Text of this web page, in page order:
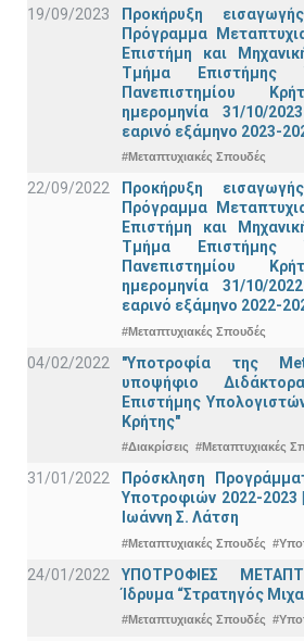
19/09/2023
Προκήρυξη
Πρόγραμμα
Επιστήμη και
Τμήμα Eπιστήμης
Πανεπιστημίου
ημερομηνία 31/10/
εαρινό εξάμηνο 2023-
#Μεταπτυχιακές Σπουδές
22/09/2022
Προκήρυξη
Πρόγραμμα
Επιστήμη και
Τμήμα Eπιστήμης
Πανεπιστημίου
ημερομηνία 31/10/
εαρινό εξάμηνο 2022-
#Μεταπτυχιακές Σπουδές
04/02/2022
"Υποτροφία της
υποψήφιο
Επιστήμης
Κρήτης"
#Διακρίσεις #Μεταπτυχιακές
31/01/2022
Πρόσκληση
Υποτροφιών 2022-2023
Ιωάννη Σ. Λάτση
#Μεταπτυχιακές Σπουδές
24/01/2022
ΥΠΟΤΡΟΦΙΕΣ
Ίδρυμα “Στρατηγός
#Μεταπτυχιακές Σπουδές